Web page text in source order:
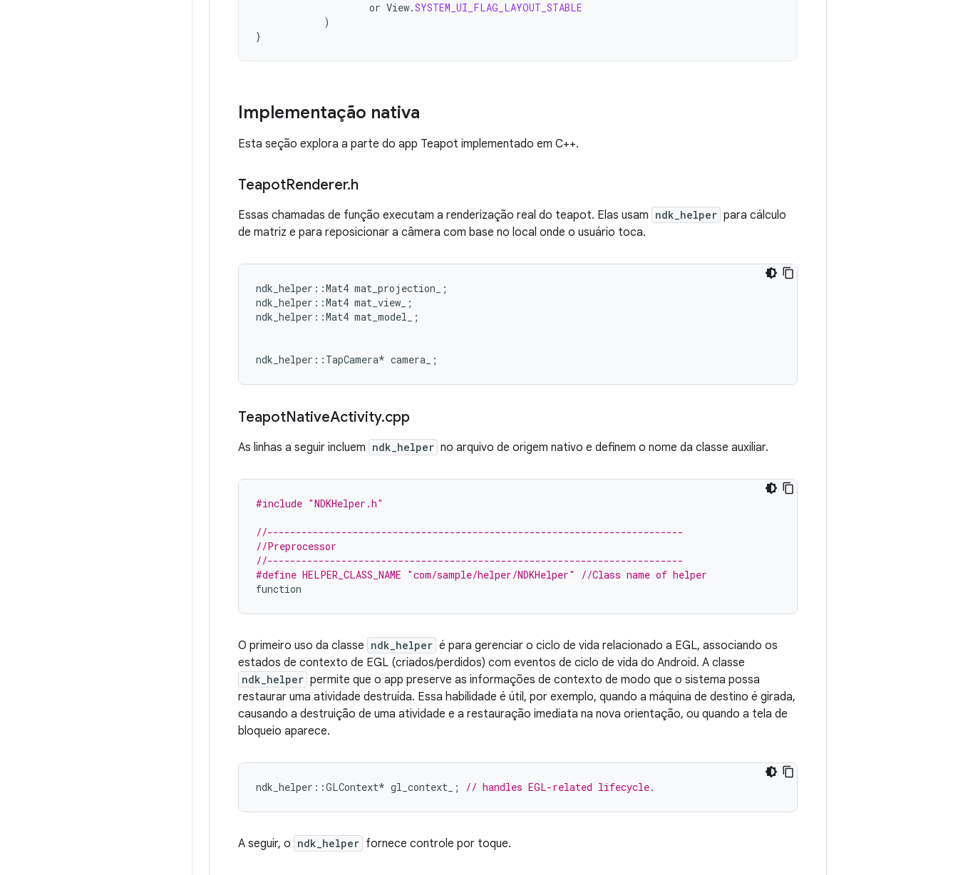
or View.SYSTEM_UI_FLAG_LAYOUT_STABLE
)
}
Implementação nativa
Esta seção explora a parte do app Teapot implementado em C++.
TeapotRenderer.h
Essas chamadas de função executam a renderização real do teapot. Elas usam ndk_helper para cálculo
de matriz e para reposicionar a câmera com base no local onde o usuário toca.
ndk_helper ::Mat4 mat_projection_
;
ndk_helper ::Mat4 mat_view_
;
ndk_helper ::Mat4 mat_model_ ;
ndk_helper :: TapCamera* camera_ ;
TeapotNativeActivity.cpp
As linhas a seguir incluem ndk_helper no arquivo de origem nativo e definem o nome da classe auxiliar.
#include "NDKHelper.h"
//-------------------------------------------------------------------------
//Preprocessor
//-------------------------------------------------------------------------
#define HELPER_CLASS_NAME "com/sample/helper/NDKHelper"
//Class name of helper
function
O primeiro uso da classe ndk_helper é para gerenciar o ciclo de vida relacionado a EGL, associando os
estados de contexto de EGL (criados/perdidos) com eventos de ciclo de vida do Android. A classe
ndk_helper permite que o app preserve as informações de contexto de modo que o sistema possa
restaurar uma atividade destruída. Essa habilidade é útil, por exemplo, quando a máquina de destino é girada,
causando a destruição de uma atividade e a restauração imediata na nova orientação, ou quando a tela de
bloqueio aparece.
ndk_helper ::GLContext* gl_context_ ; // handles EGL-related lifecycle.
A seguir, o ndk_helper fornece controle por toque.